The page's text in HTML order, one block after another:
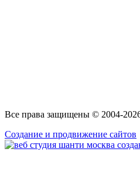
Все права защищены © 2004-
Создание и продвижение сайтов